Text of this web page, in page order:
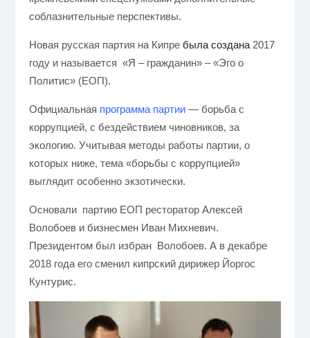
соблазнительные перспективы.
Новая русская партия на Кипре была создана 2017
году и называется «Я – гражданин» – «Эго о
Политис» (ЕОП).
Официальная программа партии— борьба с
коррупцией, с бездействием чиновников, за
экологию. Учитывая методы работы партии, о
которых ниже, тема «борьбы с коррупцией»
выглядит особенно экзотически.
Основали партию ЕОП ресторатор Алексей
Волобоев и бизнесмен Иван Михневич.
Президентом был избран Волобоев. А в декабре
2018 года его сменил кипрский дирижер Йоргос
Кунтурис.